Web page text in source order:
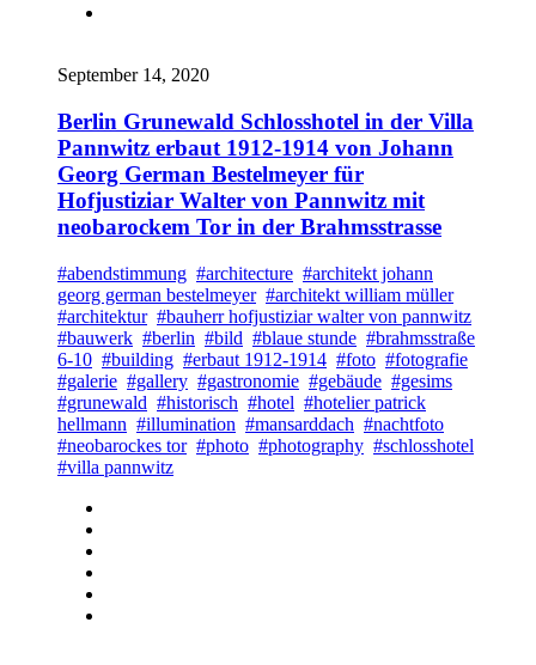
September 14, 2020
Berlin Grunewald Schlosshotel in der Villa
Pannwitz erbaut 1912-1914 von Johann
Georg German Bestelmeyer für
Hofjustiziar Walter von Pannwitz mit
neobarockem Tor in der Brahmsstrasse
#abendstimmung #architecture #architekt johann
georg german bestelmeyer #architekt william müller
#architektur #bauherr hofjustiziar walter von pannwitz
#bauwerk #berlin #bild #blaue stunde #brahmsstraße
6-10 #building #erbaut 1912-1914 #foto #fotografie
#galerie #gallery #gastronomie #gebäude #gesims
#grunewald #historisch #hotel #hotelier patrick
hellmann #illumination #mansarddach #nachtfoto
#neobarockes tor #photo #photography #schlosshotel
#villa pannwitz